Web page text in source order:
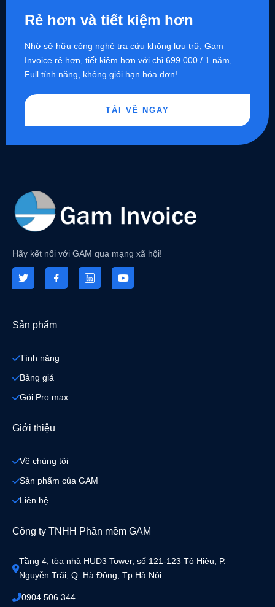
Rẻ hơn và tiết kiệm hơn
Nhờ sở hữu công nghệ tra cứu không lưu trữ, Gam
Invoice rẻ hơn, tiết kiệm hơn với chỉ 699.000 / 1 năm,
Full tính năng, không giói hạn hóa đơn!
TẢI VỀ NGAY
Hãy kết nối với GAM qua mạng xã hội!
Sản phẩm
Tính năng
Bảng giá
Gói Pro max
Giới thiệu
Về chúng tôi
Sản phẩm của GAM
Liên hệ
Công ty TNHH Phần mềm GAM
Tầng 4, tòa nhà HUD3 Tower, số 121-123 Tô Hiệu, P.
Nguyễn Trãi, Q. Hà Đông, Tp Hà Nội
0904.506.344